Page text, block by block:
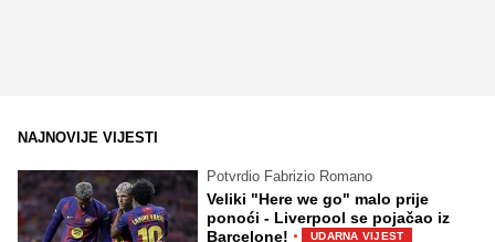
NAJNOVIJE VIJESTI
Potvrdio Fabrizio Romano
Veliki "Here we go" malo prije
ponoći - Liverpool se pojačao iz
Barcelone! · UDARNA VIJEST